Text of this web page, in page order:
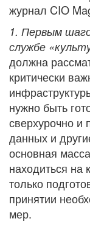
журнал CIO
1. Первым
службе
должна
критически
нужно быть
сверхурочно и
данных и
основная
находиться на
только
принятии
мер.